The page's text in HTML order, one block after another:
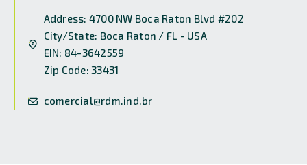
Address: 4700 NW Boca Raton Blvd #202
City/State: Boca Raton / FL - USA
EIN: 84-3642559
Zip Code: 33431
comercial@rdm.ind.br